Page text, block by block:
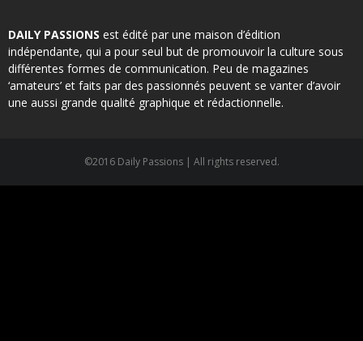
DAILY PASSIONS est édité par une maison d’édition
indépendante, qui a pour seul but de promouvoir la culture sous
différentes formes de communication. Peu de magazines
‘amateurs’ et faits par des passionnés peuvent se vanter d’avoir
une aussi grande qualité graphique et rédactionnelle.
©2016 Daily Passions | All rights reserved.